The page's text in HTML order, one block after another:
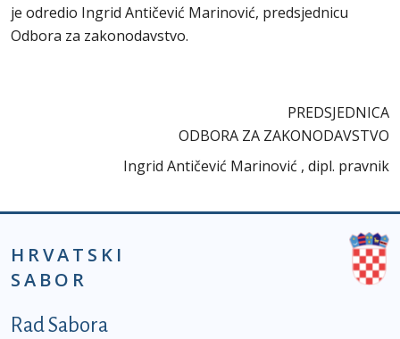
je odredio Ingrid Antičević Marinović, predsjednicu
Odbora za zakonodavstvo.
PREDSJEDNICA
ODBORA ZA ZAKONODAVSTVO
Ingrid Antičević Marinović , dipl. pravnik
HRVATSKI
SABOR
Podnožje prvi izbornik
Rad Sabora